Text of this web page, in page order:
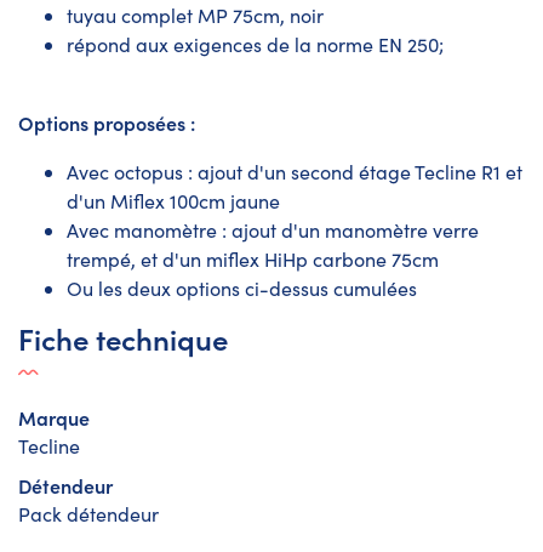
tuyau complet MP 75cm, noir
répond aux exigences de la norme EN 250;
Options proposées :
Avec octopus : ajout d'un second étage Tecline R1 et
d'un Miflex 100cm jaune
Avec manomètre : ajout d'un manomètre verre
trempé, et d'un miflex HiHp carbone 75cm
Ou les deux options ci-dessus cumulées
Fiche technique
Marque
Tecline
Détendeur
Pack détendeur